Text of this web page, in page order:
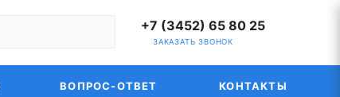
+7 (3452) 65 80 25
ЗАКАЗАТЬ ЗВОНОК
ВОПРОС-ОТВЕТ КОНТАКТЫ